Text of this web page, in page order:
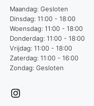
Maandag: Gesloten
Dinsdag: 11:00 - 18:00
Woensdag: 11:00 - 18:00
Donderdag: 11:00 - 18:00
Vrijdag: 11:00 - 18:00
Zaterdag: 11:00 - 16:00
Zondag: Gesloten
Instagram